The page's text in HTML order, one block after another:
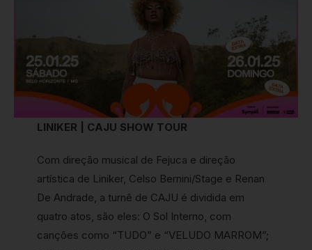
LINIKER | CAJU SHOW TOUR
Com direção musical de Fejuca e direção
artística de Liniker, Celso Bernini/Stage e Renan
De Andrade, a turnê de CAJU é dividida em
quatro atos, são eles: O Sol Interno, com
canções como “TUDO” e “VELUDO MARROM”;